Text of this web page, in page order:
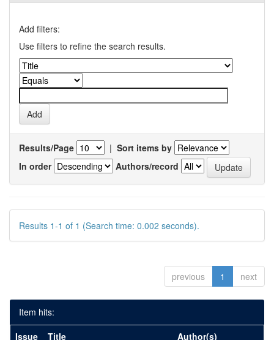
Add filters:
Use filters to refine the search results.
Results/Page | Sort items by
In order
Authors/record
Results 1-1 of 1 (Search time: 0.002 seconds).
previous 1 next
Item hits:
Issue
Title Author(s)